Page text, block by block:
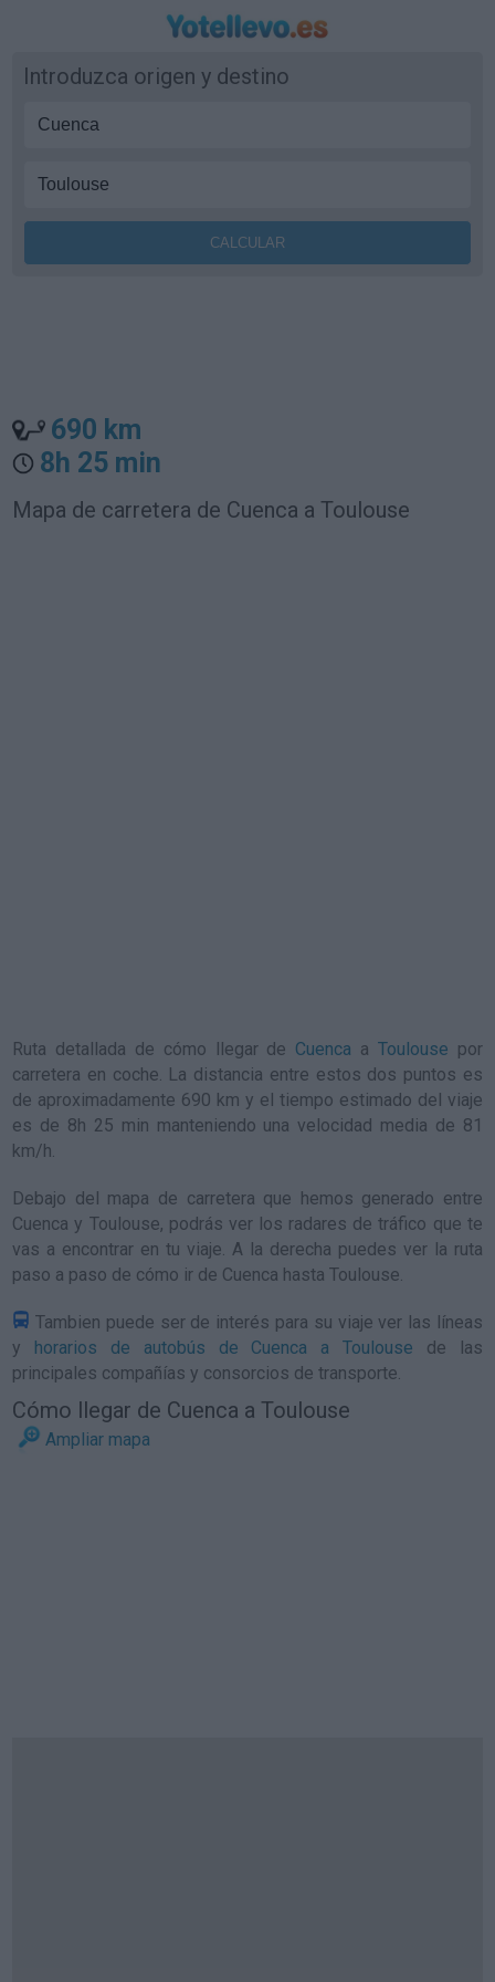
Introduzca origen y destino
690 km
8h 25 min
Mapa de carretera de Cuenca a Toulouse
Ruta detallada de cómo llegar de Cuenca a Toulouse por
carretera en coche. La distancia entre estos dos puntos es
de aproximadamente 690 km y el tiempo estimado del viaje
es de 8h 25 min manteniendo una velocidad media de 81
km/h.
Debajo del mapa de carretera que hemos generado entre
Cuenca y Toulouse, podrás ver los radares de tráfico que te
vas a encontrar en tu viaje. A la derecha puedes ver la ruta
paso a paso de cómo ir de Cuenca hasta Toulouse.
Tambien puede ser de interés para su viaje ver las líneas
y horarios de autobús de Cuenca a Toulouse de las
principales compañías y consorcios de transporte.
Cómo llegar de Cuenca a Toulouse
Ampliar mapa